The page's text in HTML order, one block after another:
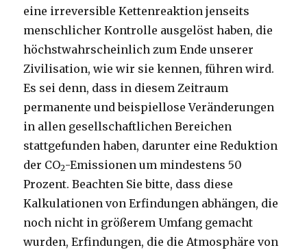
eine irreversible Kettenreaktion jenseits
menschlicher Kontrolle ausgelöst haben, die
höchstwahrscheinlich zum Ende unserer
Zivilisation, wie wir sie kennen, führen wird.
Es sei denn, dass in diesem Zeitraum
permanente und beispiellose Veränderungen
in allen gesellschaftlichen Bereichen
stattgefunden haben, darunter eine Reduktion
der CO2-Emissionen um mindestens 50
Prozent. Beachten Sie bitte, dass diese
Kalkulationen von Erfindungen abhängen, die
noch nicht in größerem Umfang gemacht
wurden, Erfindungen, die die Atmosphäre von